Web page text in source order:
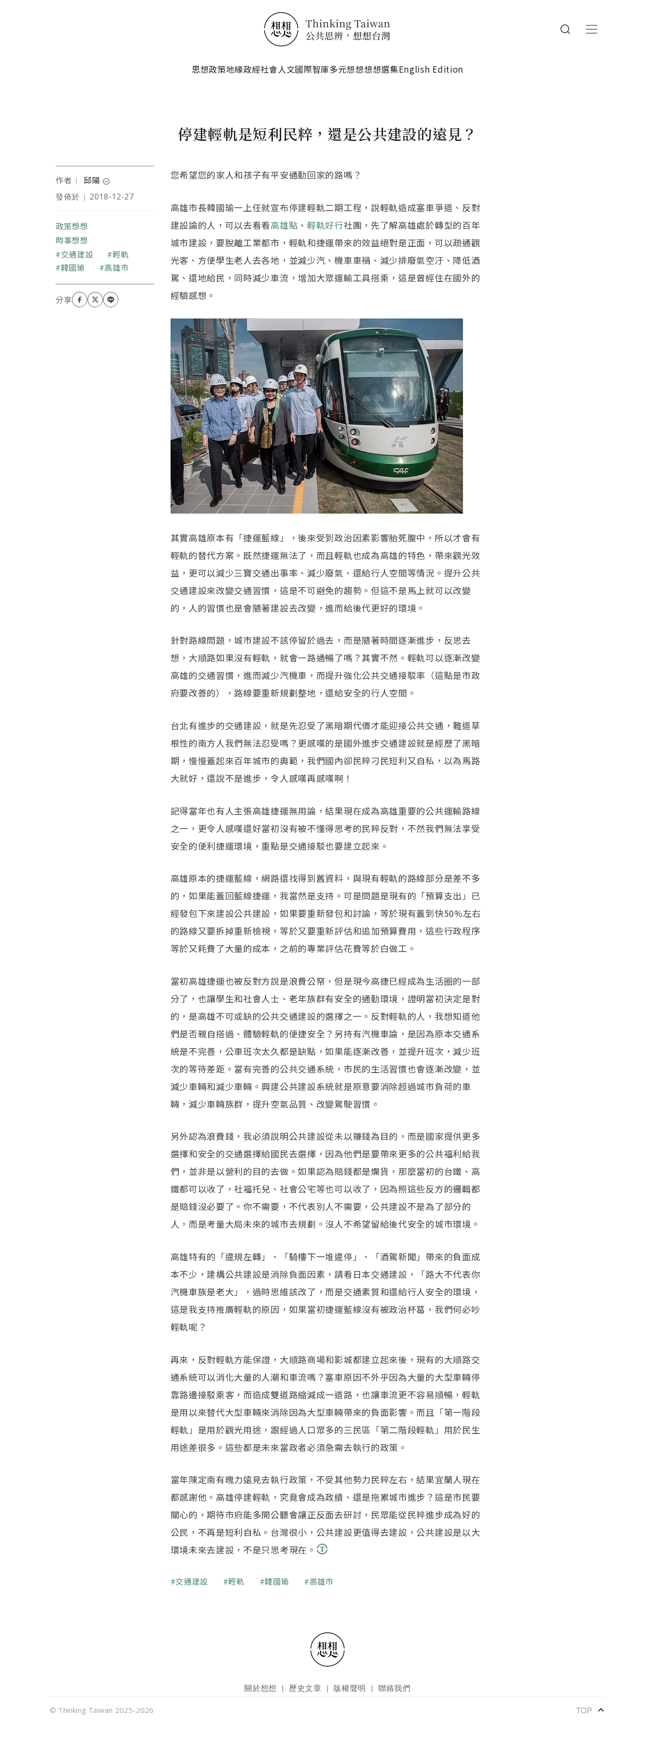
思想政策地緣政經社會人文國際智庫多元想想想想選集English Edition
停建輕軌是短利民粹，還是公共建設的遠見？
作者 ｜ 邱陽 expand_circle_down
身為畢業於師範大學教育
家擴展見聞，探索不同領
域；喜歡用以細膩觀察筆
觸寫出淬鍊認知的文字的
九十年代初年輕人，透過
不斷的寫作來實證「文字
發佈於 ｜ 2018-12-27
政策想想
時事想想
關鍵字
交通建設
輕軌
韓國瑜
高雄市
您希望您的家人和孩子有平安通勤回家的路嗎？
高雄市長韓國瑜一上任就宣布停建輕軌二期工程，說輕軌造成塞車爭道、反對
建設論的人，可以去看看高雄點 、輕軌好行社團，先了解高雄處於轉型的百年
城市建設，要脫離工業都市，輕軌和捷運帶來的效益絕對是正面，可以疏通觀
光客、方便學生老人去各地，並減少汽、機車車禍、減少排廢氣空汙、降低酒
駕、還地給民，同時減少車流，增加大眾運輸工具搭乘，這是曾經住在國外的
經驗感想。
其實高雄原本有「捷運藍線」，後來受到政治因素影響胎死腹中，所以才會有
輕軌的替代方案。既然捷運無法了，而且輕軌也成為高雄的特色，帶來觀光效
益，更可以減少三寶交通出事率、減少廢氣、還給行人空間等情況。提升公共
交通建設來改變交通習慣，這是不可避免的趨勢。但這不是馬上就可以改變
的，人的習慣也是會隨著建設去改變，進而給後代更好的環境。
針對路線問題，城市建設不該停留於過去，而是隨著時間逐漸進步，反思去
想，大順路如果沒有輕軌，就會一路通暢了嗎？其實不然。輕軌可以逐漸改變
高雄的交通習慣，進而減少汽機車，而提升強化公共交通接駁率（這點是市政
府要改善的），路線要重新規劃整地，還給安全的行人空間。
台北有進步的交通建設，就是先忍受了黑暗期代價才能迎接公共交通，難道草
根性的南方人我們無法忍受嗎？更感嘆的是國外進步交通建設就是經歷了黑暗
期，慢慢蓋起來百年城市的典範，我們國內卻民粹刁民短利又自私，以為馬路
大就好，還說不是進步，令人感嘆再感嘆啊！
記得當年也有人主張高雄捷運無用論，結果現在成為高雄重要的公共運輸路線
之一，更令人感嘆還好當初沒有被不懂得思考的民粹反對，不然我們無法享受
安全的便利捷運環境，重點是交通接駁也要建立起來。
高雄原本的捷運藍線，網路還找得到舊資料，與現有輕軌的路線部分是差不多
的，如果能蓋回藍線捷運，我當然是支持。可是問題是現有的「預算支出」已
經發包下來建設公共建設，如果要重新發包和討論，等於現有蓋到快50%左右
的路線又要拆掉重新檢視，等於又要重新評估和追加預算費用，這些行政程序
等於又耗費了大量的成本，之前的專業評估花費等於白做工。
當初高雄捷運也被反對方說是浪費公帑，但是現今高捷已經成為生活圈的一部
分了，也讓學生和社會人士、老年族群有安全的通勤環境，證明當初決定是對
的，是高雄不可或缺的公共交通建設的選擇之一。反對輕軌的人，我想知道他
們是否親自搭過、體驗輕軌的便捷安全？另持有汽機車論，是因為原本交通系
統是不完善，公車班次太久都是缺點，如果能逐漸改善，並提升班次，減少班
次的等待差距。當有完善的公共交通系統，市民的生活習慣也會逐漸改變，並
減少車輛和減少車輛。興建公共建設系統就是原意要消除超過城市負荷的車
輛，減少車輛族群，提升空氣品質、改變駕駛習慣。
另外認為浪費錢，我必須說明公共建設從未以賺錢為目的，而是國家提供更多
選擇和安全的交通選擇給國民去選擇，因為他們是要帶來更多的公共福利給我
們，並非是以營利的目的去做。如果認為賠錢都是爛貨，那麼當初的台鐵、高
鐵都可以收了，社福托兒、社會公宅等也可以收了，因為照這些反方的邏輯都
是賠錢沒必要了。你不需要，不代表別人不需要，公共建設不是為了部分的
人，而是考量大局未來的城市去規劃。沒人不希望留給後代安全的城市環境。
高雄特有的「違規左轉」、「騎樓下一堆違停」、「酒駕新聞」帶來的負面成
本不少，建構公共建設是消除負面因素，請看日本交通建設，「路大不代表你
汽機車族是老大」，過時思維該改了，而是交通素質和還給行人安全的環境，
這是我支持推廣輕軌的原因，如果當初捷運藍線沒有被政治杯葛，我們何必吵
輕軌呢？
再來，反對輕軌方能保證，大順路商場和影城都建立起來後，現有的大順路交
通系統可以消化大量的人潮和車流嗎？塞車原因不外乎因為大量的大型車輛停
靠路邊接駁乘客，而造成雙道路縮減成一道路，也讓車流更不容易順暢，輕軌
是用以來替代大型車輛來消除因為大型車輛帶來的負面影響。而且「第一階段
輕軌」是用於觀光用途，跟經過人口眾多的三民區「第二階段輕軌」用於民生
用途差很多。這些都是未來當政者必須急需去執行的政策。
當年陳定南有魄力遠見去執行政策，不受其他勢力民粹左右，結果宜蘭人現在
都感謝他。高雄停建輕軌，究竟會成為政績、還是拖累城市進步？這是市民要
關心的，期待市府能多開公聽會讓正反面去研討，民眾能從民粹進步成為好的
公民，不再是短利自私。台灣很小，公共建設更值得去建設，公共建設是以大
環境未來去建設，不是只思考現在。
關鍵字
交通建設 輕軌 韓國瑜 高雄市
關於想想 歷史文章 版權聲明 聯絡我們
© Thinking Taiwan 2025-2026 TOP keyboard_arrow_up